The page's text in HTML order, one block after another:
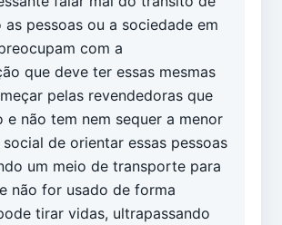
as pessoas ou a sociedade em
com a
que deve ter essas mesmas
pelas revendedoras que
e não tem nem sequer a menor
de orientar essas pessoas
um meio de transporte para
não for usado de forma
tirar vidas, ultrapassando